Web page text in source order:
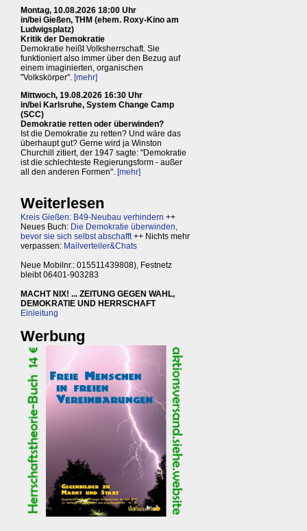
Montag, 10.08.2026 18:00 Uhr
in/bei Gießen, THM (ehem. Roxy-Kino am
Ludwigsplatz)
Kritik der Demokratie
Demokratie heißt Volksherrschaft. Sie
funktioniert also immer über den Bezug auf
einem imaginierten, organischen
"Volkskörper". [mehr]
Mittwoch, 19.08.2026 16:30 Uhr
in/bei Karlsruhe, System Change Camp
(SCC)
Demokratie retten oder überwinden?
Ist die Demokratie zu retten? Und wäre das
überhaupt gut? Gerne wird ja Winston
Churchill zitiert, der 1947 sagte: "Demokratie
ist die schlechteste Regierungsform - außer
all den anderen Formen". [mehr]
Weiterlesen
Kreis Gießen: B49-Neubau verhindern ++
Neues Buch: Die Demokratie überwinden,
bevor sie sich selbst abschafft++ Nichts mehr
verpassen: Mailverteiler&Chats
Neue Mobilnr.: 015511439808), Festnetz
bleibt 06401-903283
MACHT NIX! ... ZEITUNG GEGEN WAHL,
DEMOKRATIE UND HERRSCHAFT
Einleitung
Werbung